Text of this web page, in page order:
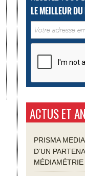
LE MEILLEUR
ACTUS ET
PRISMA
D’UN
MÉDIAMÉTRIE